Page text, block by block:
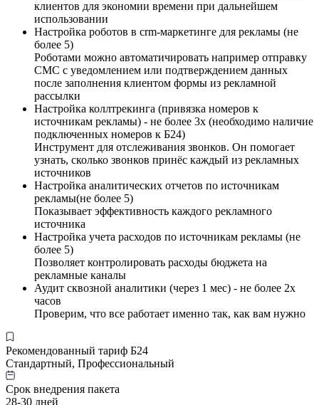
клиентов для экономии времени при дальнейшем
использовании
Настройка роботов в crm-маркетинге для рекламы (не
более 5)
Роботами можно автоматичировать например отправку
СМС с уведомлением или подтверждением данных
после заполнения клиентом формы из рекламной
рассылки
Настройка коллтрекинга (привязка номеров к
источникам рекламы) - не более 3х (необходимо наличие
подключенных номеров к Б24)
Инструмент для отслеживания звонков. Он помогает
узнать, сколько звонков принёс каждый из рекламных
источников
Настройка аналитических отчетов по источникам
рекламы(не более 5)
Показывает эффективность каждого рекламного
источника
Настройка учета расходов по источникам рекламы (не
более 5)
Позволяет контролировать расходы бюджета на
рекламные каналы
Аудит сквозной аналитики (через 1 мес) - не более 2х
часов
Проверим, что все работает именно так, как вам нужно
Рекомендованный тариф Б24
Стандартный, Профессиональный
Срок внедрения пакета
28-30 дней